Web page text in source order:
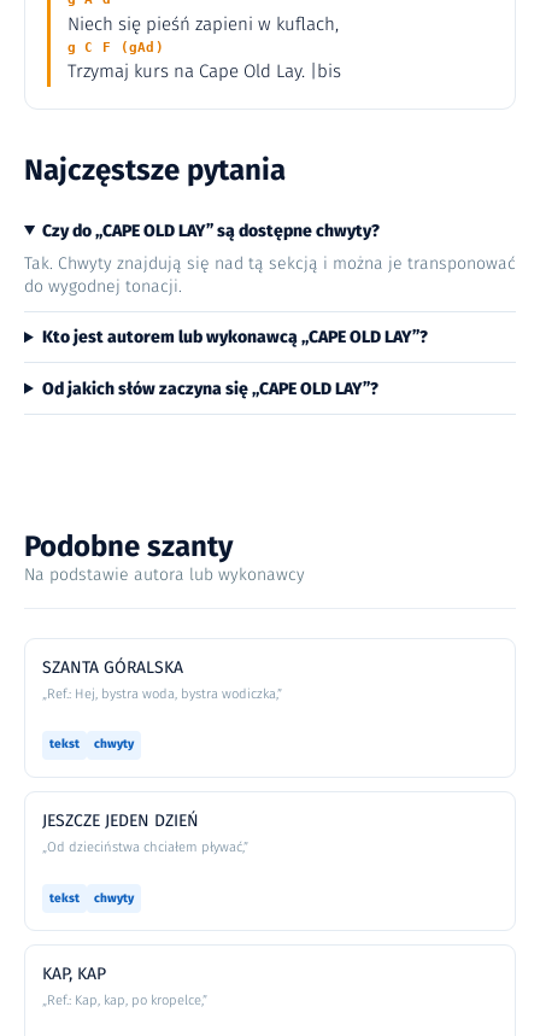
Niech się pieśń zapieni w kuflach,
g C F (gAd)
Trzymaj kurs na Cape Old Lay. |bis
Najczęstsze pytania
Czy do „CAPE OLD LAY” są dostępne chwyty?
Tak. Chwyty znajdują się nad tą sekcją i można je transponować
do wygodnej tonacji.
Kto jest autorem lub wykonawcą „CAPE OLD LAY”?
Od jakich słów zaczyna się „CAPE OLD LAY”?
Podobne szanty
Na podstawie autora lub wykonawcy
SZANTA GÓRALSKA
„Ref.: Hej, bystra woda, bystra wodiczka,”
tekst chwyty
JESZCZE JEDEN DZIEŃ
„Od dzieciństwa chciałem pływać,”
tekst chwyty
KAP, KAP
„Ref.: Kap, kap, po kropelce,”